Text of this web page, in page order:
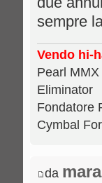
sempre
Vendo hi-
Pearl
Eliminator
Fondatore
Cymbal
da